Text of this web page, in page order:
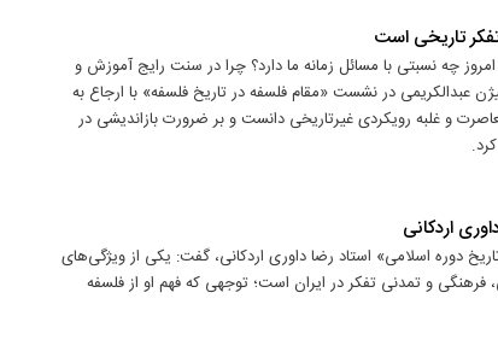
تاریخی است
چه نسبتی با مسائل زمانه ما دارد؟ چرا در سنت رایج آموزش و
در نشست «مقام فلسفه در تاریخ فلسفه» با ارجاع به
و غلبه رویکردی غیرتاریخی دانست و بر ضرورت بازاندیشی در
اردکانی
دوره اسلامی» استاد رضا داوری اردکانی، گفت: یکی از ویژگی‌های
فرهنگی و تمدنی تفکر در ایران است؛ توجهی که فهم او از فلسفه